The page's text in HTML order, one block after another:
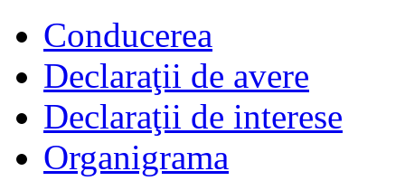
Conducerea
Declaraţii de avere
Declaraţii de interese
Organigrama